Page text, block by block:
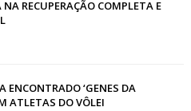
RECUPERAÇÃO COMPLETA E
ENCONTRADO ‘GENES DA
ATLETAS DO VÔLEI